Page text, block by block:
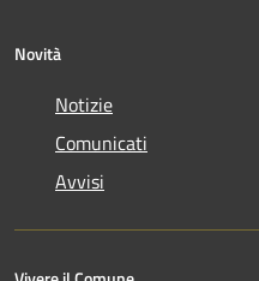
Novità
Notizie
Comunicati
Avvisi